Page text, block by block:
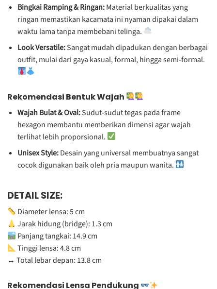
Bingkai Ramping & Ringan:Material berkualitas yang
ringan memastikan kacamata ini nyaman dipakai dalam
waktu lama tanpa membebani telinga.
Look Versatile:Sangat mudah dipadukan dengan berbagai
outfit, mulai dari gaya kasual, formal, hingga semi-formal.
Rekomendasi Bentuk Wajah
Wajah Bulat & Oval:Sudut-sudut tegas pada frame
hexagon membantu memberikan dimensi agar wajah
terlihat lebih proporsional.
Unisex Style:Desain yang universal membuatnya sangat
cocok digunakan baik oleh pria maupun wanita.
DETAIL SIZE:
Diameter lensa: 5 cm
Jarak hidung (bridge): 1.3 cm
Panjang tangkai: 14.9 cm
Tinggi lensa: 4.8 cm
↔️ Total lebar depan: 13.8 cm
Rekomendasi Lensa Pendukung